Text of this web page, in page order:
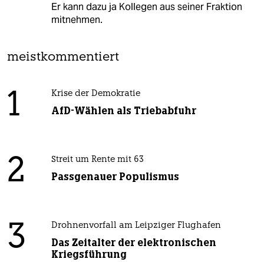
Er kann dazu ja Kollegen aus seiner Fraktion
mitnehmen.
meistkommentiert
1 Krise der Demokratie
AfD-Wählen als Triebabfuhr
2 Streit um Rente mit 63
Passgenauer Populismus
3 Drohnenvorfall am Leipziger Flughafen
Das Zeitalter der elektronischen
Kriegsführung